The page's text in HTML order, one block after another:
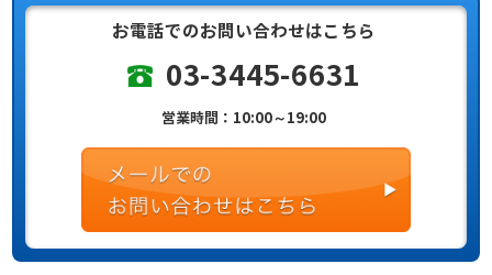
お電話でのお問い合わせはこちら
03-3445-6631
営業時間：10:00～19:00